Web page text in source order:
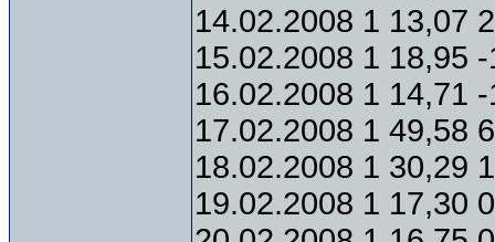
14.02.2008 1 13,07
15.02.2008 1 18,95
16.02.2008 1 14,71
17.02.2008 1 49,58
18.02.2008 1 30,29
19.02.2008 1 17,30